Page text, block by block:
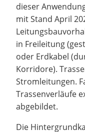
dieser
mit Stand April
in Freileitung
oder Erdkabel
Korridore).
Stromleitungen.
Trassenverläufe
abgebildet.
Die